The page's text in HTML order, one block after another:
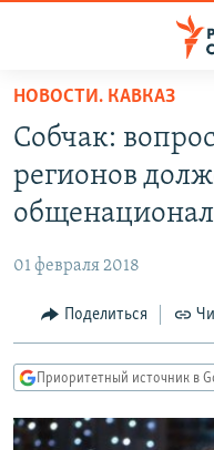
упрощенного
доступа
основному
Вернутся
Вернутся
поиску
ПРОГРАММЫ
АВТОРСКИЕ ПРОЕКТЫ
МНЕНИЯ
КУЛЬТУРА
КАВКАЗ.РЕАЛИИ
СЕВЕР.РЕАЛИИ
НОВОСТИ. КАВКАЗ
Собчак:
регионов
01 февраля 2018
Поделиться
Приоритетный источник в